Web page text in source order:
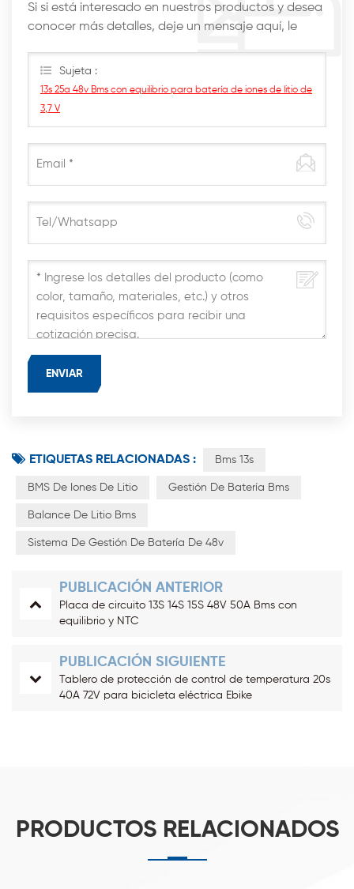
Si si está interesado en nuestros productos y desea
conocer más detalles, deje un mensaje aquí, le
Sujeta :
13s 25a 48v Bms con equilibrio para batería de iones de litio de
3,7 V
ETIQUETAS RELACIONADAS : Bms 13s
BMS De Iones De Litio Gestión De Batería Bms
Balance De Litio Bms
Sistema De Gestión De Batería De 48v
PUBLICACIÓN ANTERIOR
Placa de circuito 13S 14S 15S 48V 50A Bms con
equilibrio y NTC
PUBLICACIÓN SIGUIENTE
Tablero de protección de control de temperatura 20s
40A 72V para bicicleta eléctrica Ebike
PRODUCTOS RELACIONADOS